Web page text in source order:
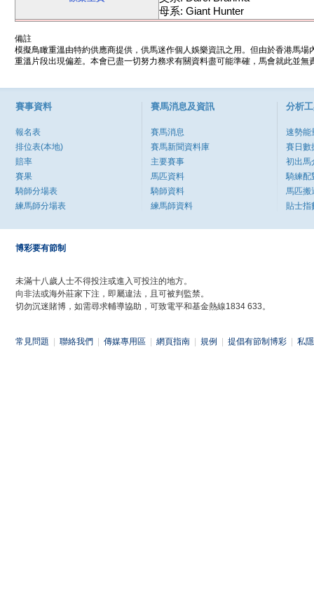
母系: Giant Hunter
備註
模擬鳥瞰重溫由特約供應商提供，供馬迷作個人娛樂資訊之用。但由於香港馬
重溫片段出現偏差。本會已盡一切努力務求有關資料盡可能準確，馬會就此並
賽事資料
報名表
排位表(本地)
賠率
賽果
騎師分場表
練馬師分場表
賽馬消息及資訊
賽馬消息
賽馬新聞資料庫
主要賽事
馬匹資料
騎師資料
練馬師資料
分析
速勢能
賽日數
初出馬
騎練配
馬匹搬
貼士指
博彩要有節制
未滿十八歲人士不得投注或進入可投注的地方。
向非法或海外莊家下注，即屬違法，且可被判監禁。
切勿沉迷賭博，如需尋求輔導協助，可致電平和基金熱線1834 633。
常見問題 聯絡我們 傳媒專用區 網頁指南 規例 提倡有節制博彩 私